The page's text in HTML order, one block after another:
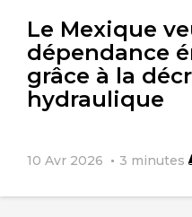
Le Mexique
dépendance
grâce à la
hydraulique
10 Avr 2026 3 minutes